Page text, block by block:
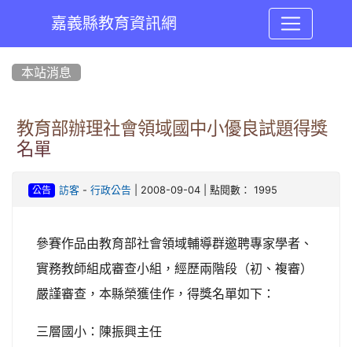
嘉義縣教育資訊網
本站消息
教育部辦理社會領域國中小優良試題得獎
名單
公告 訪客- 行政公告 | 2008-09-04 | 點閱數： 1995
參賽作品由教育部社會領域輔導群邀聘專家學者、
實務教師組成審查小組，經歷兩階段（初、複審）
嚴謹審查，本縣榮獲佳作，得獎名單如下：
三層國小：陳振興主任